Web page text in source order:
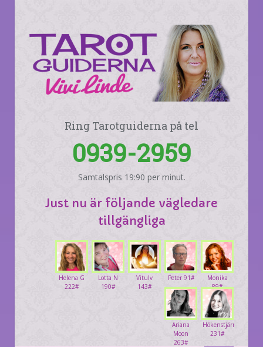
Ring Tarotguiderna på tel
0939-2959
Samtalspris 19:90 per minut.
Just nu är följande vägledare
tillgängliga
Monika
89#
Peter 91#
Vitulv
143#
Lotta N
190#
Helena G
222#
Hökenstjärna
231#
Ariana
Moon
263#